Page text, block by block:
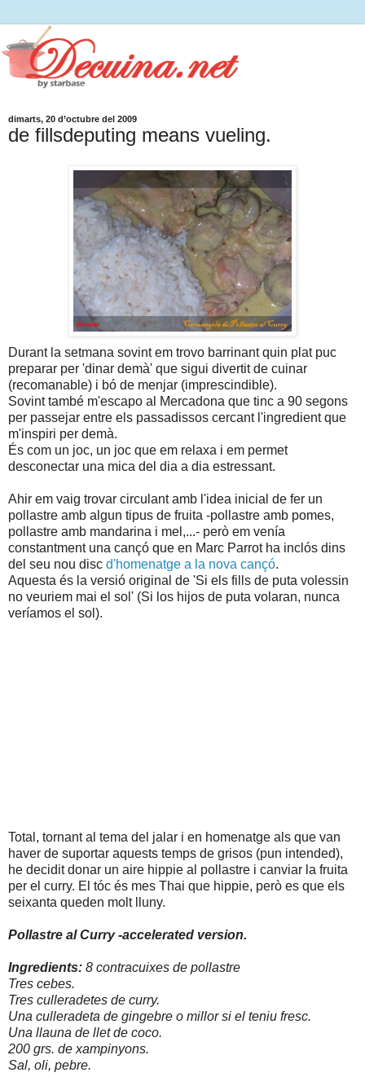
dimarts, 20 d’octubre del 2009
de fillsdeputing means vueling.
Durant la setmana sovint em trovo barrinant quin plat puc
preparar per 'dinar demà' que sigui divertit de cuinar
(recomanable) i bó de menjar (imprescindible).
Sovint també m'escapo al Mercadona que tinc a 90 segons
per passejar entre els passadissos cercant l'ingredient que
m'inspiri per demà.
És com un joc, un joc que em relaxa i em permet
desconectar una mica del dia a dia estressant.
Ahir em vaig trovar circulant amb l'idea inicial de fer un
pollastre amb algun tipus de fruita -pollastre amb pomes,
pollastre amb mandarina i mel,...- però em venía
constantment una cançó que en Marc Parrot ha inclós dins
del seu nou disc d'homenatge a la nova cançó.
Aquesta és la versió original de 'Si els fills de puta volessin
no veuriem mai el sol' (Si los hijos de puta volaran, nunca
veríamos el sol).
Total, tornant al tema del jalar i en homenatge als que van
haver de suportar aquests temps de grisos (pun intended),
he decidit donar un aire hippie al pollastre i canviar la fruita
per el curry. El tóc és mes Thai que hippie, però es que els
seixanta queden molt lluny.
Pollastre al Curry -accelerated version.
Ingredients: 8 contracuixes de pollastre
Tres cebes.
Tres culleradetes de curry.
Una culleradeta de gingebre o millor si el teniu fresc.
Una llauna de llet de coco.
200 grs. de xampinyons.
Sal, oli, pebre.